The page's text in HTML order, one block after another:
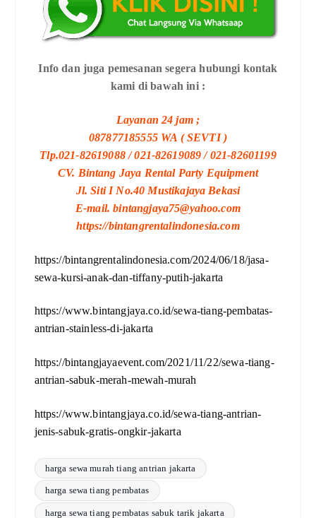
Info dan juga pemesanan segera hubungi kontak
kami di bawah ini :
Layanan 24 jam ;
087877185555 WA ( SEVTI )
Tlp.021-82619088 / 021-82619089 / 021-82601199
CV. Bintang Jaya Rental Party Equipment
Jl. Siti I No.40 Mustikajaya Bekasi
E-mail. bintangjaya75@yahoo.com
https://bintangrentalindonesia.com
https://bintangrentalindonesia.com/2024/06/18/jasa-
sewa-kursi-anak-dan-tiffany-putih-jakarta
https://www.bintangjaya.co.id/sewa-tiang-pembatas-
antrian-stainless-di-jakarta
https://bintangjayaevent.com/2021/11/22/sewa-tiang-
antrian-sabuk-merah-mewah-murah
https://www.bintangjaya.co.id/sewa-tiang-antrian-
jenis-sabuk-gratis-ongkir-jakarta
harga sewa murah tiang antrian jakarta
harga sewa tiang pembatas
harga sewa tiang pembatas sabuk tarik jakarta